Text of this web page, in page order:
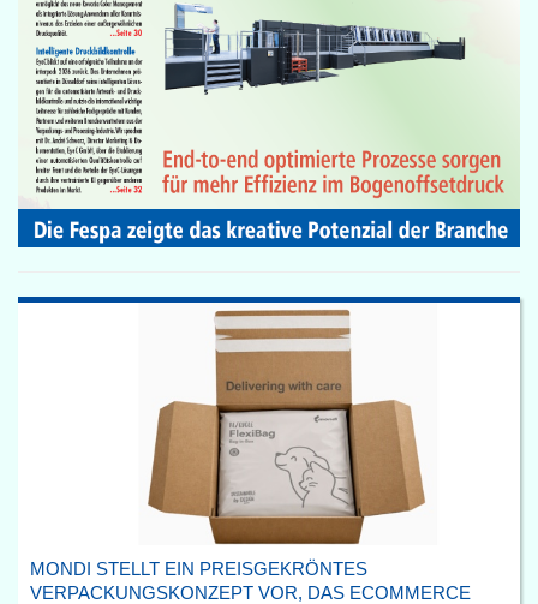
MONDI STELLT EIN PREISGEKRÖNTES
VERPACKUNGSKONZEPT VOR, DAS ECOMMERCE